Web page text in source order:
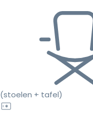
(stoelen + tafel)